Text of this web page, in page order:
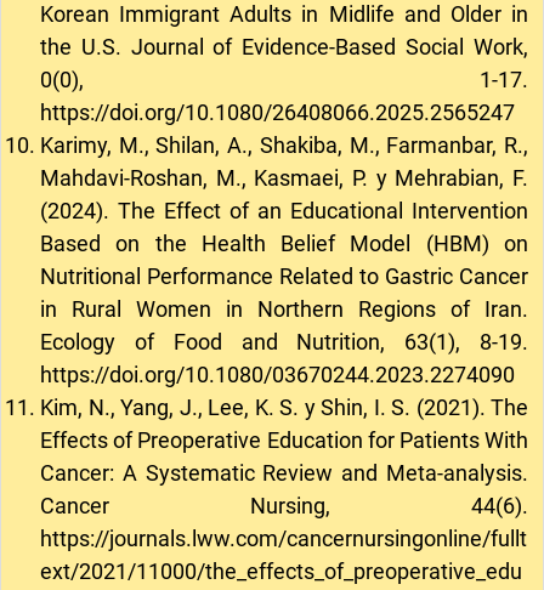
Korean Immigrant Adults in Midlife and Older in
the U.S. Journal of Evidence-Based Social Work,
0(0), 1-17.
https://doi.org/10.1080/26408066.2025.2565247
Karimy, M., Shilan, A., Shakiba, M., Farmanbar, R.,
Mahdavi-Roshan, M., Kasmaei, P. y Mehrabian, F.
(2024). The Effect of an Educational Intervention
Based on the Health Belief Model (HBM) on
Nutritional Performance Related to Gastric Cancer
in Rural Women in Northern Regions of Iran.
Ecology of Food and Nutrition, 63(1), 8-19.
https://doi.org/10.1080/03670244.2023.2274090
Kim, N., Yang, J., Lee, K. S. y Shin, I. S. (2021). The
Effects of Preoperative Education for Patients With
Cancer: A Systematic Review and Meta-analysis.
Cancer Nursing, 44(6).
https://journals.lww.com/cancernursingonline/fullt
ext/2021/11000/the_effects_of_preoperative_edu